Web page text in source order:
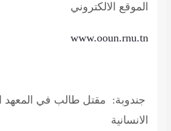
الموقع الالكتروني
www.ooun.rnu.tn
جندوبة: مقتل طالب في المعهد
الانسانية